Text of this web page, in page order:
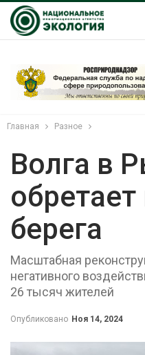
Главная Разное
Волга в
берега
Масштабная
негативного
26 тысяч жителей
Опубликовано Ноя 14, 2024